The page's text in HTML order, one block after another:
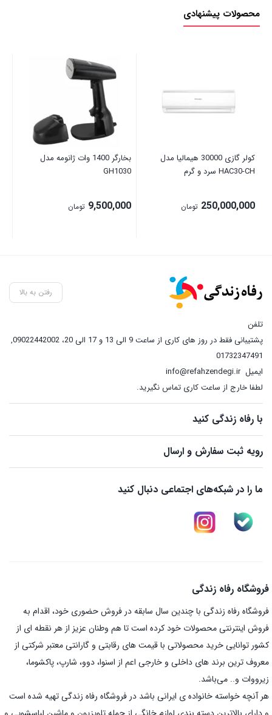
محصولات پیشنهادی
کولر گازی 30000 هیمالیا مدل
HAC30-CH سرد و گرم
250,000,000 تومان
بخارگر 1400 وات ژانومه مدل
GH1030
9,500,000 تومان
رفتن به بالا
تلفن
پشتیبانی فقط در روز های کاری از ساعت 9 الی 13 و 17 الی 20، 09022442002
,
01732347491
ایمیلinfo@refahzendegi.ir
لطفا خارج از ساعت کاری تماس نگیرید.
با رفاه زندگی کنید
رویه ثبت سفارش و ارسال
ما را در شبکه‌های اجتماعی دنبال کنید
فروشگاه رفاه زندگی
فروشگاه رفاه زندگی با چندین سال سابقه در فروش حضوری خود، اقدام به
فروش اینترنتی محصولات خود کرده است تا هم وطنان عزیز از هر نقطه ای از
کشور توانایی خرید محصولاتی با قیمت های رقابتی و گارانتی معتبر شرکتی از
معروف ترین برند های داخلی و خارجی اعم از اسنوا، دوو، شارپ، پاکشوما،
زیرووات و.. می‌باشد.
هر آنچه خواسته خانواده ی ایرانی باشد در فروشگاه رفاه زندگی تهیه شده است